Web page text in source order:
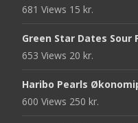
681 Views 15 kr.
Green Star Dates Sour
653 Views 20 kr.
Haribo Pearls
600 Views 250 kr.